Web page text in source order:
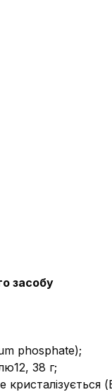
засобу
phosphate);
38 г;